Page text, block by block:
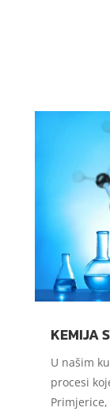
KEMIJA
U našim
procesi